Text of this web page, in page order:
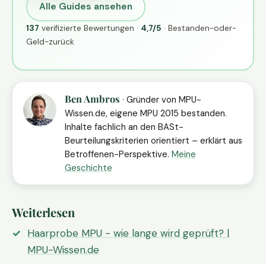
Alle Guides ansehen
137 verifizierte Bewertungen · 4,7/5 · Bestanden-oder-
Geld-zurück
Ben Ambros · Gründer von MPU-
Wissen.de, eigene MPU 2015 bestanden.
Inhalte fachlich an den BASt-
Beurteilungskriterien orientiert – erklärt aus
Betroffenen-Perspektive. Meine
Geschichte
Weiterlesen
Haarprobe MPU - wie lange wird geprüft? |
MPU-Wissen.de